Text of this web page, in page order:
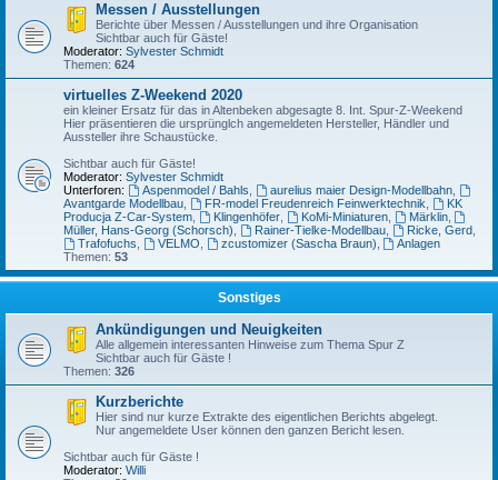
Messen / Ausstellungen
Berichte über Messen / Ausstellungen und ihre Organisation
Sichtbar auch für Gäste!
Moderator: Sylvester Schmidt
Themen: 624
virtuelles Z-Weekend 2020
ein kleiner Ersatz für das in Altenbeken abgesagte 8. Int. Spur-Z-Weekend
Hier präsentieren die ursprünglch angemeldeten Hersteller, Händler und
Aussteller ihre Schaustücke.
Sichtbar auch für Gäste!
Moderator: Sylvester Schmidt
Unterforen:
Aspenmodel / Bahls aurelius maier Design-Modellbahn,
Avantgarde Modellbau
FR-model Freudenreich Feinwerktechnik
KK
Producja Z-Car-System
Klingenhöfer, KoMi-Miniaturen, Märklin,
Müller, Hans-Georg (Schorsch)
Rainer-Tielke-Modellbau, Ricke, Gerd,
Trafofuchs
VELMO zcustomizer (Sascha Braun)
Anlagen
Themen: 53
Sonstiges
Ankündigungen und Neuigkeiten
Alle allgemein interessanten Hinweise zum Thema Spur Z
Sichtbar auch für Gäste !
Themen: 326
Kurzberichte
Hier sind nur kurze Extrakte des eigentlichen Berichts abgelegt.
Nur angemeldete User können den ganzen Bericht lesen.
Sichtbar auch für Gäste !
Moderator: Willi